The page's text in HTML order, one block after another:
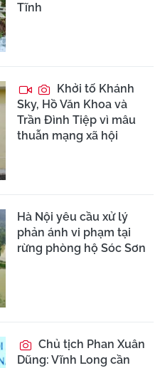
Tĩnh
Khởi tố Khánh
Sky, Hồ Văn Khoa và
Trần Đình Tiệp vì mâu
thuẫn mạng xã hội
Hà Nội yêu cầu xử lý
phản ánh vi phạm tại
rừng phòng hộ Sóc Sơn
Chủ tịch Phan Xuân
Dũng: Vĩnh Long cần